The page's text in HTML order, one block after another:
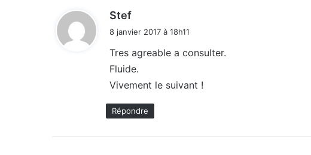
Stef
i
:
8 janvier 2017 à 18h11
Tres agreable a consulter.
Fluide.
Vivement le suivant !
Répondre